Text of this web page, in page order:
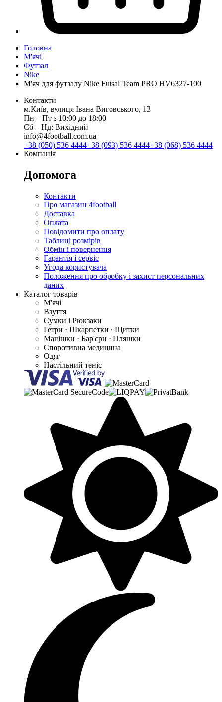
Головна
М'ячі
Футзал
Nike
М'яч для футзалу Nike Futsal Team PRO HV6327-100
Контакти
м.Київ, вулиця Івана Виговського, 13
Пн ‒ Пт з 10:00 до 18:00
Сб ‒ Нд: Вихідний
info@4football.com.ua
+38 (050) 536 4444+38 (093) 536 4444+38 (068) 536 4444
Компанія
Допомога
Контакти
Про магазин 4football
Доставка
Оплата
Повідомити про оплату
Таблиці розмірів
Обмін і повернення
Гарантія і сервіс
Угода користувача
Положення про обробку і захист персональних
даних
Каталог товарів
М'ячі
Взуття
Сумки і Рюкзаки
Гетри · Шкарпетки · Щитки
Манішки · Бар'єри · Пляшки
Споротивна медицина
Одяг
Настільний теніс